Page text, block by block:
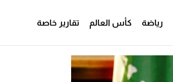
رياضة كأس العالم تقارير خاصة